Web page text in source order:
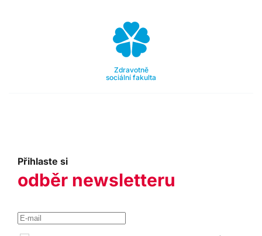
Zdravotně
sociální fakulta
Přihlaste si
odběr newsletteru